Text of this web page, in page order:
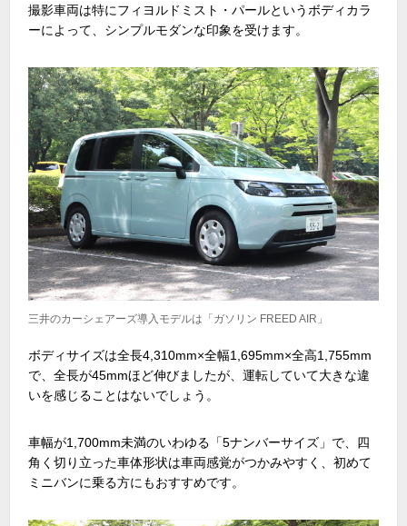
撮影車両は特にフィヨルドミスト・パールというボディカラ
ーによって、シンプルモダンな印象を受けます。
三井のカーシェアーズ導入モデルは「ガソリン FREED AIR」
ボディサイズは全長4,310mm×全幅1,695mm×全高1,755mm
で、全長が45mmほど伸びましたが、運転していて大きな違
いを感じることはないでしょう。
車幅が1,700mm未満のいわゆる「5ナンバーサイズ」で、四
角く切り立った車体形状は車両感覚がつかみやすく、初めて
ミニバンに乗る方にもおすすめです。